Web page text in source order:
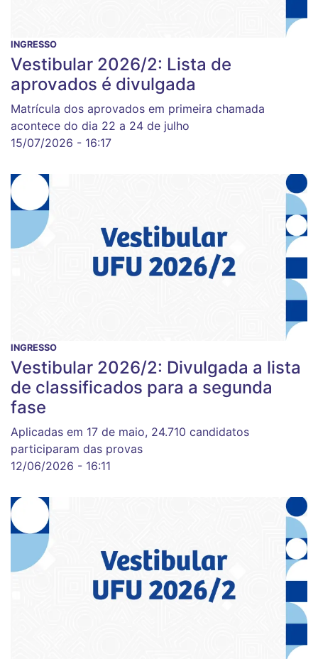
INGRESSO
Vestibular 2026/2: Lista de
aprovados é divulgada
Matrícula dos aprovados em primeira chamada
acontece do dia 22 a 24 de julho
15/07/2026 - 16:17
INGRESSO
Vestibular 2026/2: Divulgada a lista
de classificados para a segunda
fase
Aplicadas em 17 de maio, 24.710 candidatos
participaram das provas
12/06/2026 - 16:11